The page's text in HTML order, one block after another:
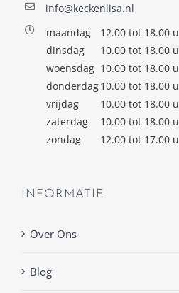
info@keckenlisa.nl
maandag
12.00 tot 18.00 u
dinsdag
10.00 tot 18.00 u
woensdag 10.00 tot 18.00 u
donderdag10.00 tot 18.00 u
vrijdag
10.00 tot 18.00 u
zaterdag
10.00 tot 18.00 u
zondag
12.00 tot 17.00 u
INFORMATIE
Over Ons
Blog